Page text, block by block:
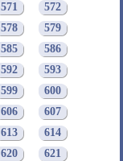
571
572
578
579
585
586
592
593
599
600
606
607
613
614
620
621